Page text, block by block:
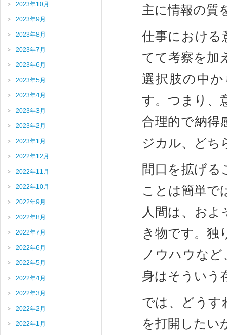
主に情報の質
仕事における
てて考察を加
選択肢の中
す。つまり、
合理的で納得
ジカル、どち
間口を拡げる
ことは簡単で
人間は、お
き物です。独
ノウハウな
身はそういう
では、どうす
を打開したい
2023年10月
2023年9月
2023年8月
2023年7月
2023年6月
2023年5月
2023年4月
2023年3月
2023年2月
2023年1月
2022年12月
2022年11月
2022年10月
2022年9月
2022年8月
2022年7月
2022年6月
2022年5月
2022年4月
2022年3月
2022年2月
2022年1月